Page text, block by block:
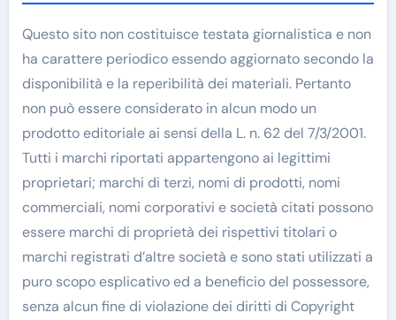
Questo sito non costituisce testata giornalistica e non
ha carattere periodico essendo aggiornato secondo la
disponibilità e la reperibilità dei materiali. Pertanto
non può essere considerato in alcun modo un
prodotto editoriale ai sensi della L. n. 62 del 7/3/2001.
Tutti i marchi riportati appartengono ai legittimi
proprietari; marchi di terzi, nomi di prodotti, nomi
commerciali, nomi corporativi e società citati possono
essere marchi di proprietà dei rispettivi titolari o
marchi registrati d’altre società e sono stati utilizzati a
puro scopo esplicativo ed a beneficio del possessore,
senza alcun fine di violazione dei diritti di Copyright